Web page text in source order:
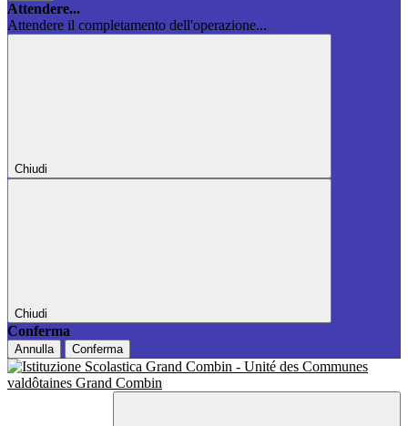
Attendere...
Attendere il completamento dell'operazione...
Chiudi
Chiudi
Conferma
Annulla Conferma